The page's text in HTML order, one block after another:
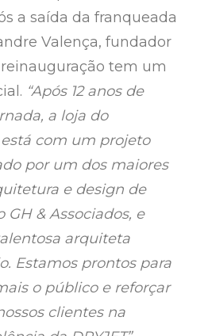
a saída da franqueada
Valença, fundador
reinauguração tem um
“Após 12 anos de
a loja do
com um projeto
por um dos maiores
e design de
GH & Associados, e
arquiteta
Estamos prontos para
o público e reforçar
clientes na